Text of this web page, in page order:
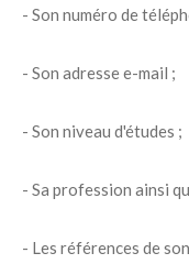
- Son numéro de
- Son adresse e-mail ;
- Son niveau d'études ;
- Sa profession ainsi
- Les références de